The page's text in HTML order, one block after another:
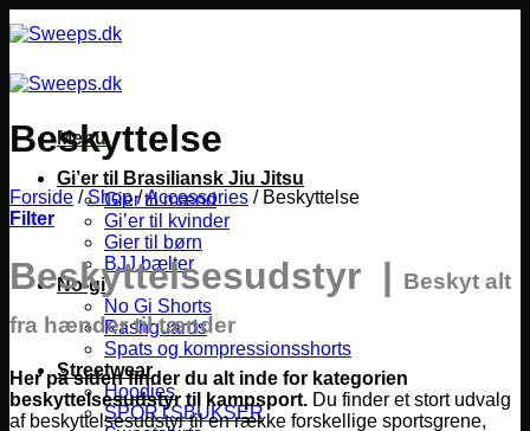
til
Menu
Gi’er til Brasiliansk Jiu Jitsu
Gier til mænd
Gi’er til kvinder
Gier til børn
BJJ bælter
No-gi
No Gi Shorts
Rashguards
Spats og kompressionsshorts
Streetwear
Hoodies
SPORTSBUKSER
Beskyttelse
Forside / Shop /Accessories /Beskyttelse
Filter
Beskyttelsesudstyr | Beskyt alt
fra hænder til tænder
Her på siden finder du alt inde for kategorien
beskyttelsesudstyr til kampsport. Du finder et stort udvalg
af beskyttelsesudstyr til en række forskellige sportsgrene,